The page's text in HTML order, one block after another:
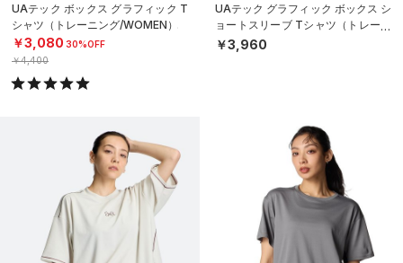
UAテック ボックス グラフィック T
シャツ（トレーニング/WOMEN）
￥3,080 30%OFF
￥4,400
UAテック グラフィック ボックス シ
ョートスリーブ Tシャツ（トレーニ
ング/WOMEN）
￥3,960